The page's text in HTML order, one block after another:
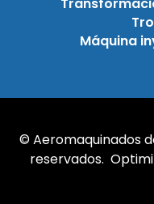
Máquina
© Aeromaquinados
reservados.